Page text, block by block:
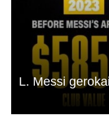
L. Messi